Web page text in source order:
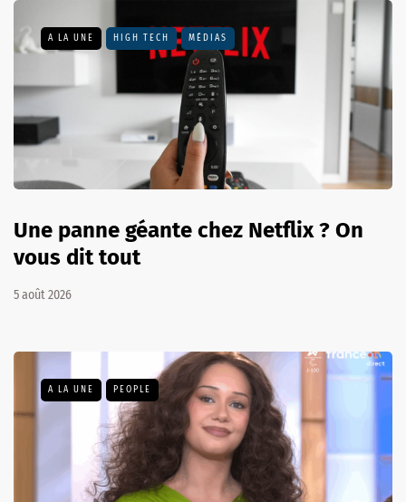
A LA UNE HIGH TECH MÉDIAS
Une panne géante chez Netflix ? On
vous dit tout
5 août 2026
A LA UNE PEOPLE